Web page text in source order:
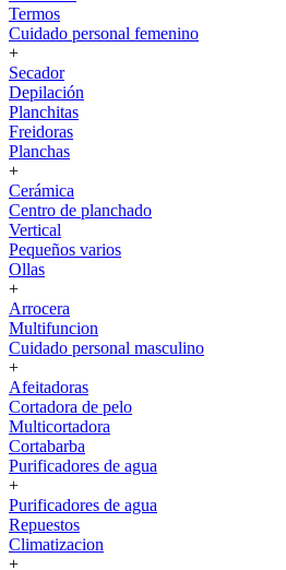
Termos
Cuidado personal femenino
+
Secador
Depilación
Planchitas
Freidoras
Planchas
+
Cerámica
Centro de planchado
Vertical
Pequeños varios
Ollas
+
Arrocera
Multifuncion
Cuidado personal masculino
+
Afeitadoras
Cortadora de pelo
Multicortadora
Cortabarba
Purificadores de agua
+
Purificadores de agua
Repuestos
Climatizacion
+